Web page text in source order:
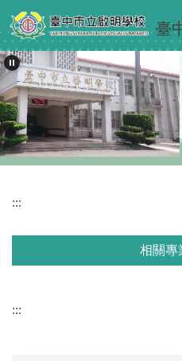
跳
到
主
要
內
容
區
臺
:::
相關專
:::